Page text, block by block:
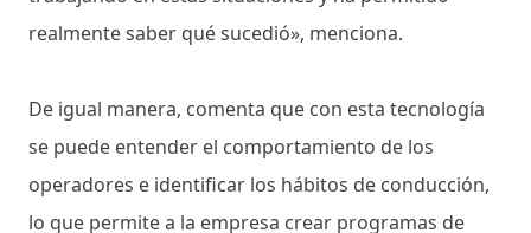
realmente saber qué sucedió», menciona.
De igual manera, comenta que con esta tecnología
se puede entender el comportamiento de los
operadores e identificar los hábitos de conducción,
lo que permite a la empresa crear programas de